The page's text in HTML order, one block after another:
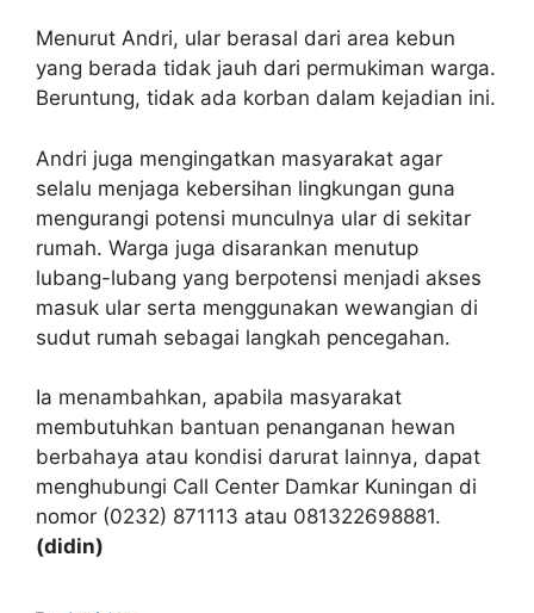
Menurut Andri, ular berasal dari area kebun
yang berada tidak jauh dari permukiman warga.
Beruntung, tidak ada korban dalam kejadian ini.
Andri juga mengingatkan masyarakat agar
selalu menjaga kebersihan lingkungan guna
mengurangi potensi munculnya ular di sekitar
rumah. Warga juga disarankan menutup
lubang-lubang yang berpotensi menjadi akses
masuk ular serta menggunakan wewangian di
sudut rumah sebagai langkah pencegahan.
Ia menambahkan, apabila masyarakat
membutuhkan bantuan penanganan hewan
berbahaya atau kondisi darurat lainnya, dapat
menghubungi Call Center Damkar Kuningan di
nomor (0232) 871113 atau 081322698881.
(didin)